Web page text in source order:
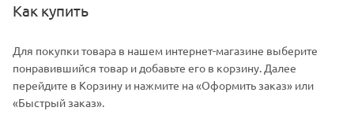
Как купить
Для покупки товара в нашем интернет-магазине выберите
понравившийся товар и добавьте его в корзину. Далее
перейдите в Корзину и нажмите на «Оформить заказ» или
«Быстрый заказ».